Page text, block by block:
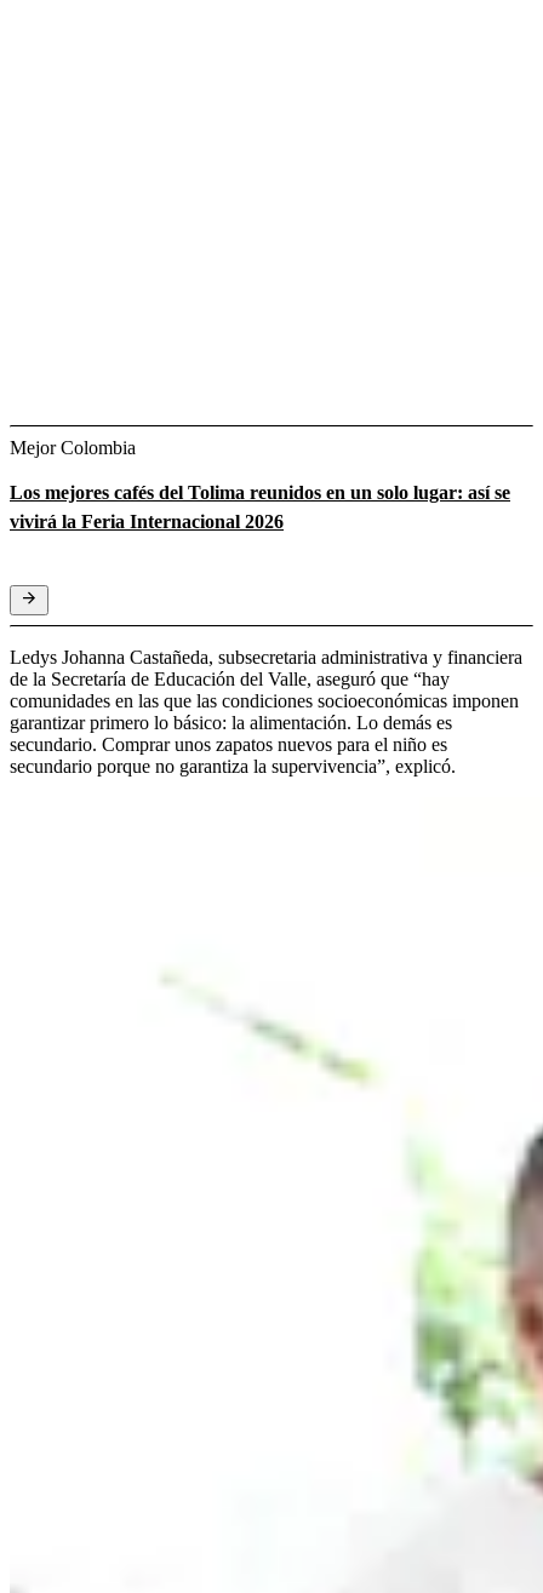
Mejor Colombia
Los mejores cafés del Tolima reunidos en un solo lugar: así se
vivirá la Feria Internacional 2026
Ledys Johanna Castañeda, subsecretaria administrativa y financiera
de la Secretaría de Educación del Valle, aseguró que “hay
comunidades en las que las condiciones socioeconómicas imponen
garantizar primero lo básico: la alimentación. Lo demás es
secundario. Comprar unos zapatos nuevos para el niño es
secundario porque no garantiza la supervivencia”, explicó.